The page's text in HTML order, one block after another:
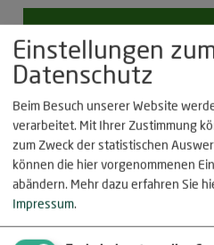
Gibt es ggf.
Betrieb/Ihre Kommune?
Vermietungvon
Privatpensionen
Hinweisen rund um die
Einstellungen
Datenschutz
Beim Besuch unserer Website
verarbeitet. Mit Ihrer Zustimmung
zum Zweck der statistischen
können die hier vorgenommenen
abändern. Mehr dazu erfahren Sie
Impressum.